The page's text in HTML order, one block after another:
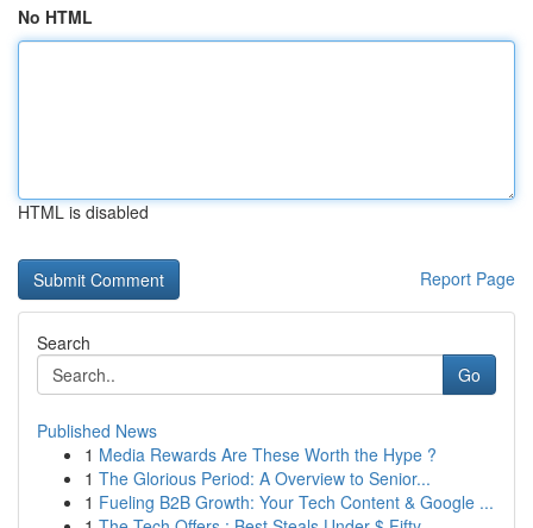
No HTML
HTML is disabled
Report Page
Search
Go
Published News
1 Media Rewards Are These Worth the Hype ?
1 The Glorious Period: A Overview to Senior...
1 Fueling B2B Growth: Your Tech Content & Google ...